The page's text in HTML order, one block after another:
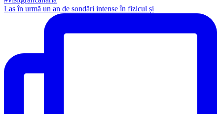
Las în urmă un an de sondări intense în fizicul și